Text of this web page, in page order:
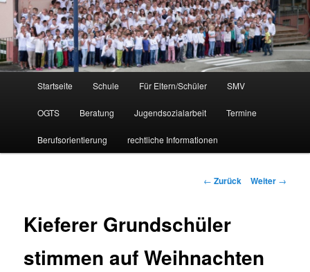
Zum
Inhalt
wechseln
Startseite Schule Für Eltern/Schüler SMV
OGTS Beratung Jugendsozialarbeit Termine
Berufsorientierung rechtliche Informationen
Beitrags-
← Zurück Weiter →
Kieferer Grundschüler
stimmen auf Weihnachten